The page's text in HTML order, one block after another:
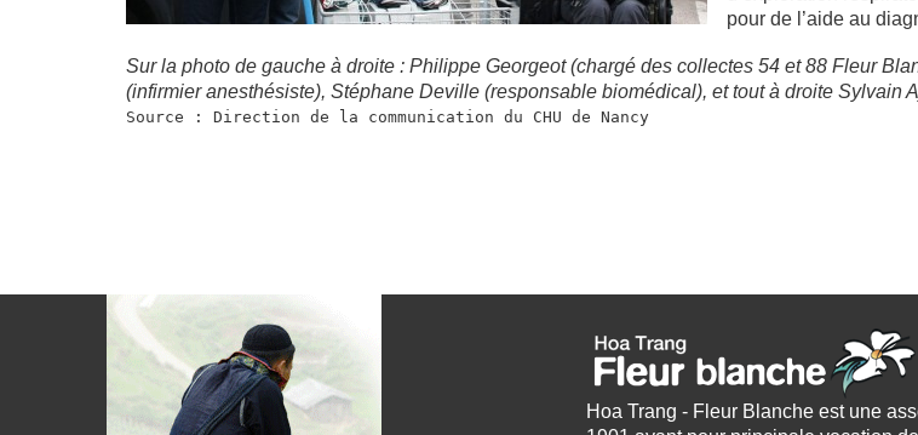
pour de l’aide au
Sur la photo de gauche à droite : Philippe Georgeot (chargé des collectes 54 et 88 Fleur
(infirmier anesthésiste), Stéphane Deville (responsable biomédical), et tout à droite Sylvain
Source : Direction de la communication du CHU de Nancy
Hoa Trang - Fleur Blanche est une